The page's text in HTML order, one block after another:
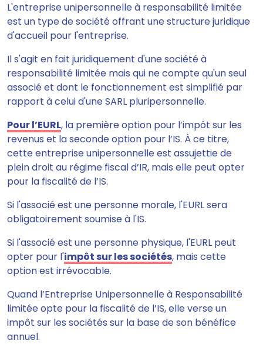
L'entreprise unipersonnelle à responsabilité limitée
est un type de société offrant une structure juridique
d'accueil pour l'entreprise.
Il s'agit en fait juridiquement d'une société à
responsabilité limitée mais qui ne compte qu'un seul
associé et dont le fonctionnement est simplifié par
rapport à celui d'une SARL pluripersonnelle.
Pour l’EURL, la première option pour l’impôt sur les
revenus et la seconde option pour l’IS. À ce titre,
cette entreprise unipersonnelleest assujettie de
plein droit au régime fiscal d’IR, mais elle peut opter
pour la fiscalité de l’IS.
Si l'associé est une personne morale, l'EURL sera
obligatoirement soumise à l'IS.
Si l'associé est une personne physique, l'EURL peut
opter pour l'impôt sur les sociétés, mais cette
option est irrévocable.
Quand l’Entreprise Unipersonnelle à Responsabilité
limitée opte pour la fiscalité de l’IS,elle verse un
impôt sur les sociétés sur la base de son bénéfice
annuel.